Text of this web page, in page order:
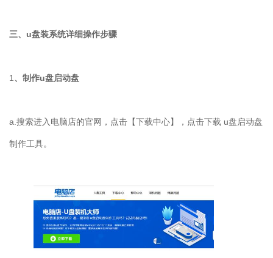
三、u盘装系统详细操作步骤
1 、制作u盘启动盘
a.搜索进入电脑店的官网，点击【下载中心】，点击下载 u盘启动盘
制作工具。